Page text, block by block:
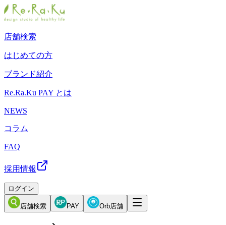
店舗検索
はじめての方
ブランド紹介
Re.Ra.Ku PAY とは
NEWS
コラム
FAQ
採用情報
ログイン
店舗検索 PAY Orb店舗